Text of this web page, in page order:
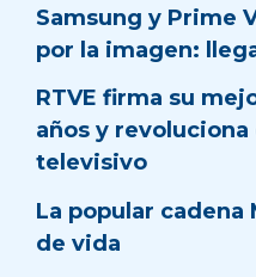
Samsung y Prime
por la imagen:
RTVE firma su
años y revoluciona
televisivo
La popular cadena
de vida